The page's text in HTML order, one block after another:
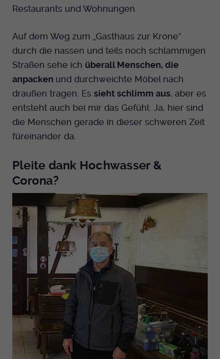
Restaurants und Wohnungen.
Auf dem Weg zum „Gasthaus zur Krone“
durch die nassen und teils noch schlammigen
Straßen sehe ich überall Menschen, die
anpacken und durchweichte Möbel nach
draußen tragen. Es sieht schlimm aus, aber es
entsteht auch bei mir das Gefühl: Ja, hier sind
die Menschen gerade in dieser schweren Zeit
füreinander da.
Pleite dank Hochwasser &
Corona?